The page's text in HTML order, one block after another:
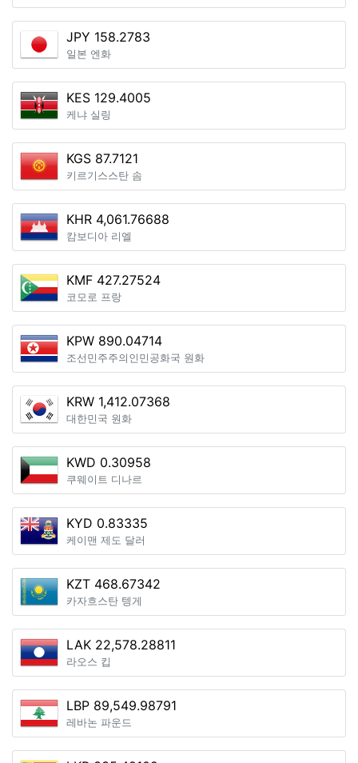
JPY 158.2783
일본 엔화
KES 129.4005
케냐 실링
KGS 87.7121
키르기스스탄 솜
KHR 4,061.76688
캄보디아 리엘
KMF 427.27524
코모로 프랑
KPW 890.04714
조선민주주의인민공화국 원화
KRW 1,412.07368
대한민국 원화
KWD 0.30958
쿠웨이트 디나르
KYD 0.83335
케이맨 제도 달러
KZT 468.67342
카자흐스탄 텡게
LAK 22,578.28811
라오스 킵
LBP 89,549.98791
레바논 파운드